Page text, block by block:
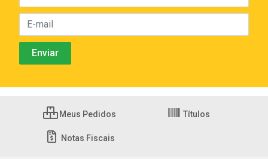
Meus Pedidos Títulos
Notas Fiscais